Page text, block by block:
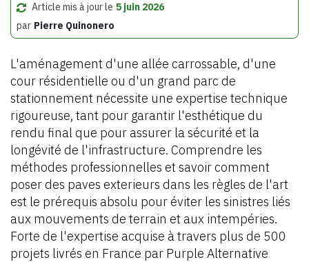
Article mis à jour le 5 juin 2026
par Pierre Quinonero
L'aménagement d'une allée carrossable, d'une
cour résidentielle ou d'un grand parc de
stationnement nécessite une expertise technique
rigoureuse, tant pour garantir l'esthétique du
rendu final que pour assurer la sécurité et la
longévité de l'infrastructure. Comprendre les
méthodes professionnelles et savoir comment
poser des paves exterieurs dans les règles de l'art
est le prérequis absolu pour éviter les sinistres liés
aux mouvements de terrain et aux intempéries.
Forte de l'expertise acquise à travers plus de 500
projets livrés en France par Purple Alternative